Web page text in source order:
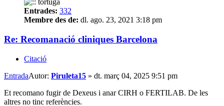
Entrades: 332
Membre des de: dl. ago. 23, 2021 3:18 pm
Re: Recomanació cliniques Barcelona
Citació
EntradaAutor: Piruleta15 » dt. març 04, 2025 9:51 pm
Et recomano fugir de Dexeus i anar CIRH o FERTILAB. De les
altres no tinc referències.